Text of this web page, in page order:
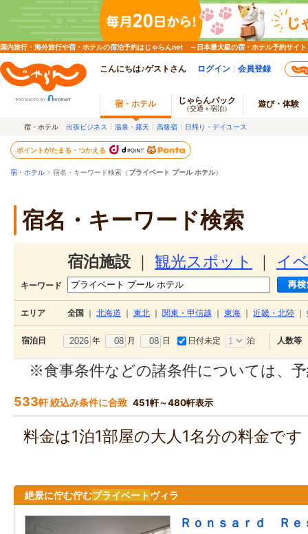
国内旅行・海外旅行や宿・ホテルの宿泊予約はじゃらんnet ～日本最大級の宿・ホテル予約サイト
こんにちは♪ゲストさん ログイン 会員登録
宿・ホテル じゃらんパック
（交通＋宿泊） 遊び・体験
宿・ホテル 出張ビジネス 温泉・露天 高級宿 日帰り・デイユース
ポイントがたまる・つかえる
宿・ホテル > 宿名・キーワード検索（プライベート プール ホテル）
宿名・キーワード検索
宿泊施設 観光スポット イ
キーワード
エリア 全国 北海道 東北 関東・甲信越 東海 近畿・北陸
宿泊日 年 月 日 日付未定 泊 人数等
※食事条件などの諸条件については、
533軒 絞込み条件に合致 451軒～480軒表示
料金は1泊1部屋の大人1名分の料金で
絶景に佇む佇むプライベートヴィラ
Ｒｏｎｓａｒｄ Ｒ